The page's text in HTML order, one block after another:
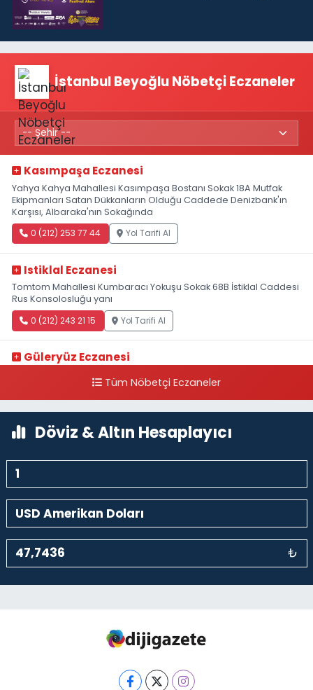
İstanbul Beyoğlu Nöbetçi Eczaneler
Kasımpaşa Eczanesi
Yahya Kahya Mahallesi Kasımpaşa Bostanı Sokak 18A Mutfak
Ekipmanları Satan Dükkanların Olduğu Caddede Denizbank'ın
Karşısı, Albaraka'nın Sokağında
0 (212) 253 77 44 Yol Tarifi Al
Istiklal Eczanesi
Tomtom Mahallesi Kumbaracı Yokuşu Sokak 68B İstiklal Caddesi
Rus Konsolosluğu yanı
0 (212) 243 21 15 Yol Tarifi Al
Güleryüz Eczanesi
kalaycıbahçe Meydana DoğruTüm Nöbetçi Eczaneler
Döviz & Altın Hesaplayıcı
₺